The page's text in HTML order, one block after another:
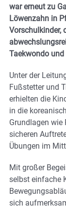
war erneut zu
Löwenzahn in
Vorschulkinder,
Taekwondo
Unter der
Fußstetter und
erhielten die
in die
Grundlagen wie
sicheren
Übungen im
Mit großer
selbst einfache
sich